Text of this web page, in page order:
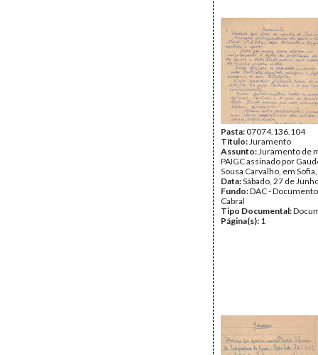
Pasta:07074.136.104
Título:Juramento
Assunto:Juramento de
PAIGC assinado por
Sousa Carvalho, em
Data:Sábado, 27 de
Fundo:DAC -
Cabral
Tipo Documental:
Página(s): 1